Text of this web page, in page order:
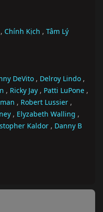
, Chính Kịch , Tâm Lý
DeVito , Delroy Lindo ,
, Ricky Jay , Patti LuPone ,
, Robert Lussier ,
, Elyzabeth Walling ,
Kaldor , Danny B